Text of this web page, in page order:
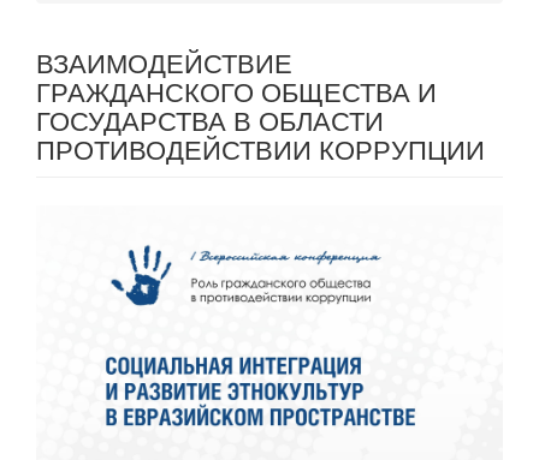
ВЗАИМОДЕЙСТВИЕ
ГРАЖДАНСКОГО ОБЩЕСТВА И
ГОСУДАРСТВА В ОБЛАСТИ
ПРОТИВОДЕЙСТВИИ КОРРУПЦИИ
боковой
панели